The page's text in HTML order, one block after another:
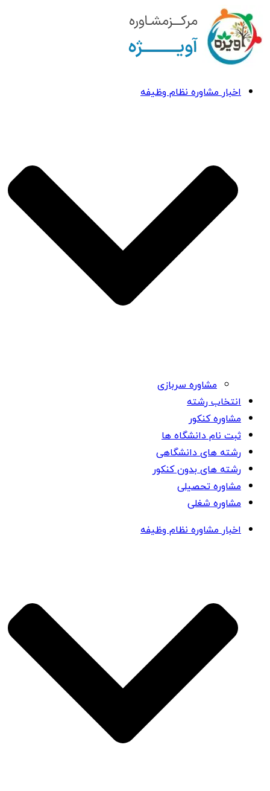
اخبار مشاوره نظام وظیفه
مشاوره سربازی
انتخاب رشته
مشاوره کنکور
ثبت نام دانشگاه ها
رشته های دانشگاهی
رشته های بدون کنکور
مشاوره تحصیلی
مشاوره شغلی
اخبار مشاوره نظام وظیفه